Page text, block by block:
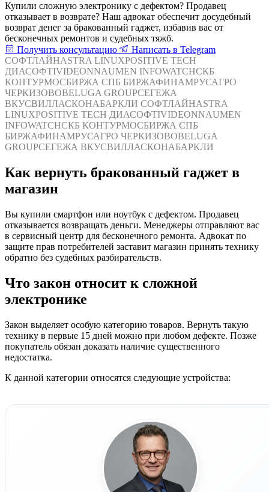
Купили сложную электронику с дефектом? Продавец
отказывает в возврате? Наш адвокат обеспечит досудебный
возврат денег за бракованный гаджет, избавив вас от
бесконечных ремонтов и судебных тяжб.
Получить консультацию
Написать в Telegram
СОФТЛАЙНASTRA LINUXPOSITIVE TECH
ДИАСОФТIVIDEONNAUMEN INFOWATCHСКБ
КОНТУРМОСБИРЖА СПБ БИРЖАФИНАМРУСАГРО
ЧЕРКИЗОВОBELUGA GROUPСЕГЕЖА
ВКУСВИЛЛАСКОНАБАРКЛИ СОФТЛАЙНASTRA
LINUXPOSITIVE TECH ДИАСОФТIVIDEONNAUMEN
INFOWATCHСКБ КОНТУРМОСБИРЖА СПБ
БИРЖАФИНАМРУСАГРО ЧЕРКИЗОВОBELUGA
GROUPСЕГЕЖА ВКУСВИЛЛАСКОНАБАРКЛИ
Как вернуть бракованный гаджет в
магазин
Вы купили смартфон или ноутбук с дефектом. Продавец
отказывается возвращать деньги. Менеджеры отправляют вас
в сервисный центр для бесконечного ремонта. Адвокат по
защите прав потребителей заставит магазин принять технику
обратно без судебных разбирательств.
Что закон относит к сложной
электронике
Закон выделяет особую категорию товаров. Вернуть такую
технику в первые 15 дней можно при любом дефекте. Позже
покупатель обязан доказать наличие существенного
недостатка.
К данной категории относятся следующие устройства: